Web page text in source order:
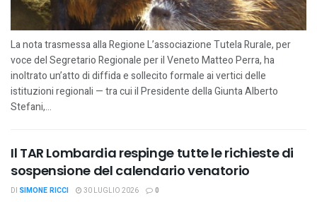
La nota trasmessa alla Regione L’associazione Tutela Rurale, per
voce del Segretario Regionale per il Veneto Matteo Perra, ha
inoltrato un’atto di diffida e sollecito formale ai vertici delle
istituzioni regionali — tra cui il Presidente della Giunta Alberto
Stefani,...
Il TAR Lombardia respinge tutte le richieste di
sospensione del calendario venatorio
DI SIMONE RICCI 30 LUGLIO 2026 0